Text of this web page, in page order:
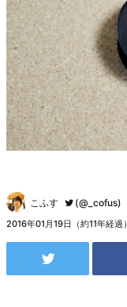
こふす (@_cofus)
2016年01月19日（約11年経過）